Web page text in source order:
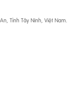
Tỉnh Tây Ninh, Việt Nam.